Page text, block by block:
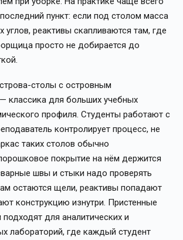
пункт: если под столом масса
углов, реактивы скапливаются там, где
просто не добирается до
столы с островным
классика для больших учебных
профиля. Студенты работают с
контролирует процесс, не
таких столов обычно
покрытие на нём держится
швы и стыки надо проверять
остаются щели, реактивы попадают
конструкцию изнутри. Пристенные
для аналитических и
лабораторий, где каждый студент